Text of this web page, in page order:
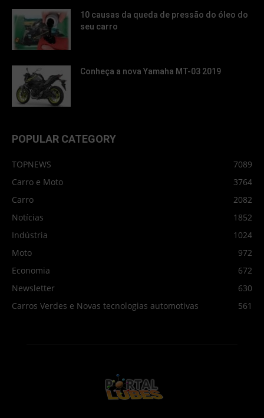
10 causas da queda de pressão do óleo do
seu carro
Conheça a nova Yamaha MT-03 2019
POPULAR CATEGORY
TOPNEWS
7089
Carro e Moto
3764
Carro
2082
Notícias
1852
Indústria
1024
Moto
972
Economia
672
Newsletter
630
Carros Verdes e Novas tecnologias automotivas
561